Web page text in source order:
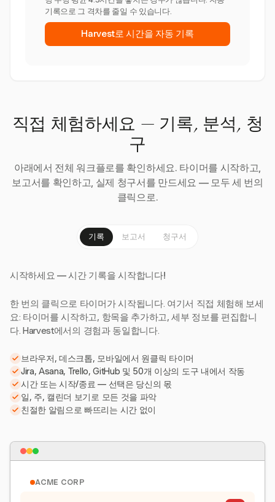
기록으로 그 격차를 줄일 수 있습니다.
Harvest로 시간을 자동 기록
직접 체험하세요 — 기록, 분석, 청
구
아래에서 전체 워크플로를 확인하세요. 타이머를 시작하고,
보고서를 확인하고, 실제 청구서를 만드세요 — 모두 세 번의
클릭으로.
기록 보고서 청구서
시작하세요 — 시간 기록을 시작합니다!
한 번의 클릭으로 타이머가 시작됩니다. 여기서 직접 체험해 보세
요: 타이머를 시작하고, 항목을 추가하고, 세부 정보를 편집합니
다. Harvest에서의 경험과 동일합니다.
브라우저, 데스크톱, 모바일에서 원클릭 타이머
Jira, Asana, Trello, GitHub 및 50개 이상의 도구 내에서 작동
시간 또는 시작/종료 — 선택은 당신의 몫
일, 주, 캘린더 보기로 모든 것을 파악
친절한 알림으로 빠뜨리는 시간 없이
ACME CORP